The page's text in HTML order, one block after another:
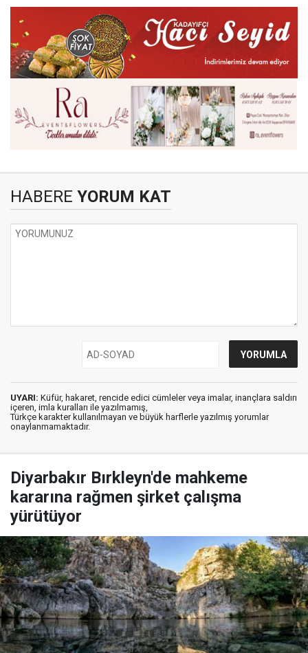
HABERE YORUM KAT
UYARI: Küfür, hakaret, rencide edici cümleler veya imalar, inançlara saldırı
içeren, imla kuralları ile yazılmamış,
Türkçe karakter kullanılmayan ve büyük harflerle yazılmış yorumlar
onaylanmamaktadır.
Diyarbakır Bırkleyn'de mahkeme
kararına rağmen şirket çalışma
yürütüyor